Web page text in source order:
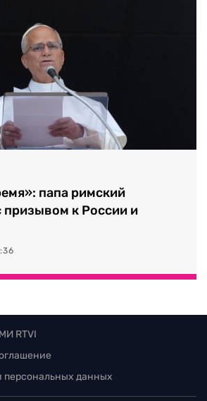
папа римский
призывом к России и
RTVI
персональных данных